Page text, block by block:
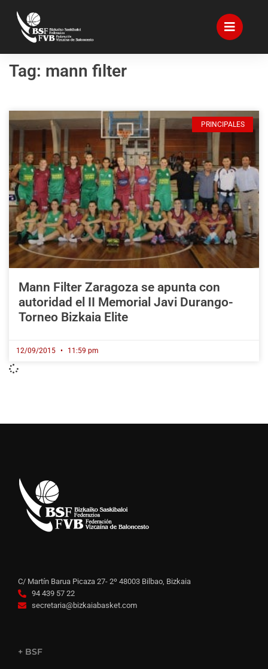
Tag: mann filter
PRINCIPALES
Mann Filter Zaragoza se apunta con
autoridad el II Memorial Javi Durango-
Torneo Bizkaia Elite
12/09/2015 11:59 pm
C/ Martín Barua Picaza 27- 2º 48003 Bilbao, Bizkaia
94 439 57 22
secretaria@bizkaiabasket.com
+ BSF